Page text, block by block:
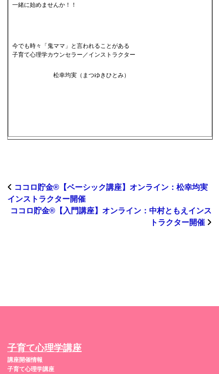
一緒に始めませんか！！
今でも時々「鬼ママ」と言われることがある
子育て心理学カウンセラー／インストラクター
松幸均実（まつゆきひとみ）
ココロ貯金®︎【ベーシック講座】オンライン：松幸均実
インストラクター開催
ココロ貯金®︎【入門講座】オンライン：中村ともえインス
トラクター開催
子育て心理学講座
講座開催情報
子育て心理学講座